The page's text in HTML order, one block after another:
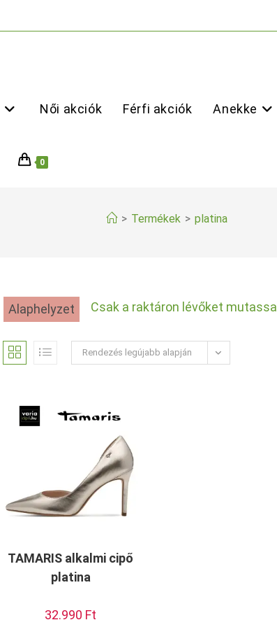
Női akciók Férfi akciók Anekke
0
> Termékek > platina
Alaphelyzet Csak a raktáron lévőket mutassa
Rendezés legújabb alapján
TAMARIS alkalmi cipő
platina
32.990 Ft